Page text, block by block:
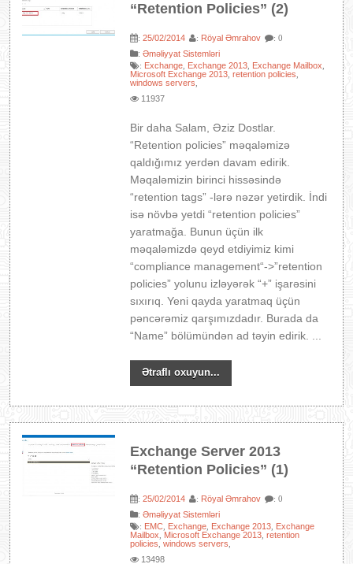
“Retention Policies” (2)
:25/02/2014 : Röyal Əmrahov : 0
:Əməliyyat Sistemləri
: Exchange Exchange 2013 Exchange Mailbox
Microsoft Exchange 2013 ,retention policies
windows servers
11937
Bir daha Salam, Əziz Dostlar.
“Retention policies” məqaləmizə
qaldığımız yerdən davam edirik.
Məqaləmizin birinci hissəsində
“retention tags” -lərə nəzər yetirdik. İndi
isə növbə yetdi “retention policies”
yaratmağa. Bunun üçün ilk
məqaləmizdə qeyd etdiyimiz kimi
“compliance management“->”retention
policies” yolunu izləyərək “+” işarəsini
sıxırıq. Yeni qayda yaratmaq üçün
pəncərəmiz qarşımızdadır. Burada da
“Name” bölümündən ad təyin edirik. ...
Ətraflı oxuyun...
Exchange Server 2013
“Retention Policies” (1)
:25/02/2014 : Röyal Əmrahov : 0
:Əməliyyat Sistemləri
: EMC Exchange Exchange 2013 Exchange
Mailbox
Microsoft Exchange 2013 ,retention
policies
,windows servers
13498